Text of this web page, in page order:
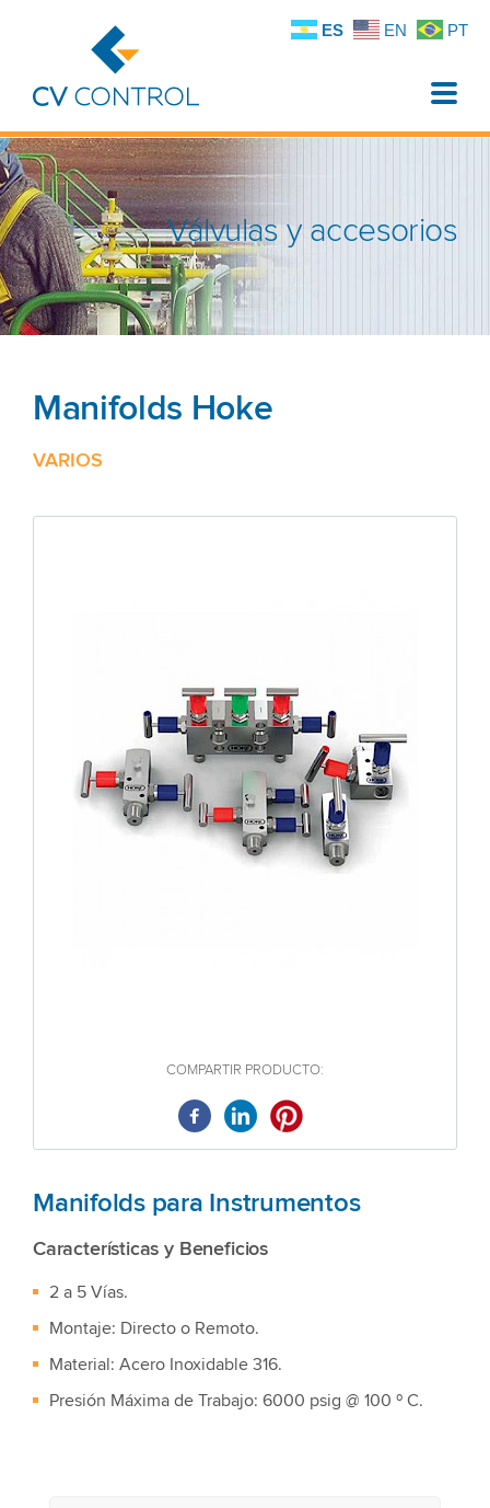
Toggle
Válvulas y accesorios
Manifolds Hoke
VARIOS
COMPARTIR PRODUCTO:
Manifolds para Instrumentos
Características y Beneficios
2 a 5 Vías.
Montaje: Directo o Remoto.
Material: Acero Inoxidable 316.
Presión Máxima de Trabajo: 6000 psig @ 100 º C.
ES EN PT